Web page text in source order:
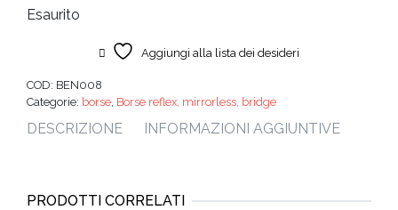
Esaurito
Aggiungi alla lista dei desideri
COD: BEN008
Categorie: borse Borse reflex, mirrorless, bridge
DESCRIZIONE INFORMAZIONI AGGIUNTIVE
PRODOTTI CORRELATI